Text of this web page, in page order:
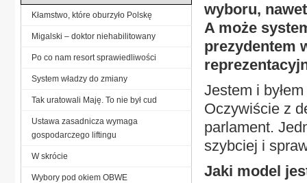
wyboru,
A może
prezydentem
Jestem i
Oczywiście z
parlament.
szybciej i
Jaki model
Kłamstwo, które oburzyło Polskę
Migalski – doktor niehabilitowany
Po co nam resort sprawiedliwości
System władzy do zmiany
Tak uratowali Maję. To nie był cud
Ustawa zasadnicza wymaga
gospodarczego liftingu
W skrócie
Wybory pod okiem OBWE